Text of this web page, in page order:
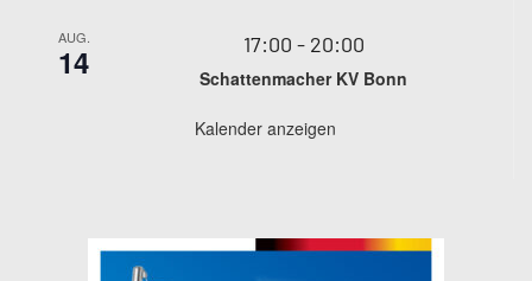
AUG.
14 17:00 - 20:00
Schattenmacher KV Bonn
Kalender anzeigen